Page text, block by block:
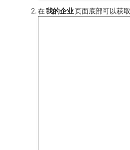
在我的企业页面底部可以获取